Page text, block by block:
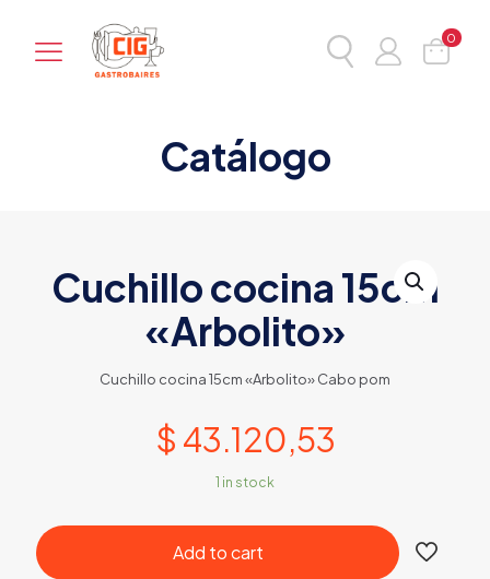
0
Catálogo
Cuchillo cocina 15cm
«Arbolito»
Cuchillo cocina 15cm «Arbolito» Cabo pom
$ 43.120,53
1 in stock
Add to cart